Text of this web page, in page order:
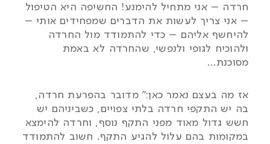
חרדה – אני מתחיל להימנע! החשיפה היא הטיפול
– אני צריך לעשות את הדברים שמפחידים אותי –
להיחשף אליהם – כדי להתמודד מול החרדה
ולהוכיח לגופי ולנפשי, שהחרדה לא באמת
מסוכנת…
אז מה בעצם נאמר כאן:" מדובר בהפרעת חרדה,
בה יש התקפי חרדה בלתי צפויים, כשביניהם יש
חשש גדול מאוד מפני התקף נוסף, וחרדה להימצא
במקומות בהם עלול להגיע התקף. חשוב להתמודד